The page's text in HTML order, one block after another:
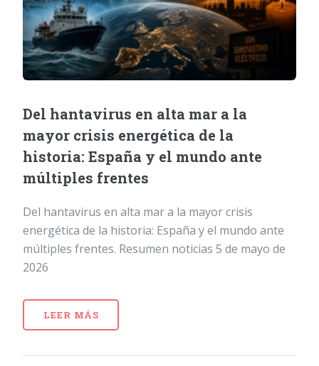
Del hantavirus en alta mar a la
mayor crisis energética de la
historia: España y el mundo ante
múltiples frentes
Del hantavirus en alta mar a la mayor crisis
energética de la historia: España y el mundo ante
múltiples frentes. Resumen noticias 5 de mayo de
2026
LEER MÁS